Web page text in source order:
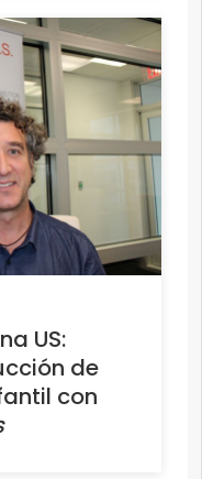
US:
de
con